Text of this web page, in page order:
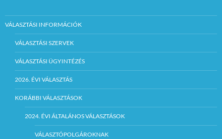
VÁLASZTÁSI INFORMÁCIÓK
VÁLASZTÁSI SZERVEK
VÁLASZTÁSI ÜGYINTÉZÉS
2026. ÉVI VÁLASZTÁS
KORÁBBI VÁLASZTÁSOK
2024. ÉVI ÁLTALÁNOS VÁLASZTÁSOK
VÁLASZTÓPOLGÁROKNAK